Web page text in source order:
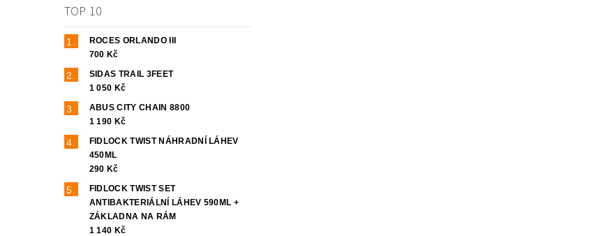
TOP 10
ROCES ORLANDO III
700 Kč
SIDAS TRAIL 3FEET
1 050 Kč
ABUS CITY CHAIN 8800
1 190 Kč
FIDLOCK TWIST NÁHRADNÍ LÁHEV
450ML
290 Kč
FIDLOCK TWIST SET
ANTIBAKTERIÁLNÍ LÁHEV 590ML +
ZÁKLADNA NA RÁM
1 140 Kč